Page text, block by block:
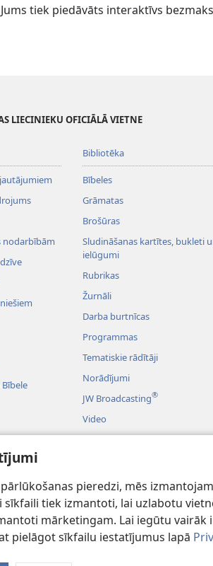
pieredzi, mēs
sīkfaili tiek izmantoti, lai uzlabotu
mārketingam. Lai iegūtu vairāk
pielāgot sīkfailu iestatījumus lapā
Jums tiek piedāvāts interaktīvs
LIECINIEKU OFICIĀLĀ VIETNE
nodarbībām
Bibliotēka
Bībeles
Grāmatas
Brošūras
Sludināšanas kartītes, bukleti
ielūgumi
Rubrikas
Žurnāli
Darba burtnīcas
Programmas
Tematiskie rādītāji
Norādījumi
JW Broadcasting®
Video
Mūzika
Teatralizēti Bībeles lasījumi
© 2026 Watch Tower Bible and Tract Society